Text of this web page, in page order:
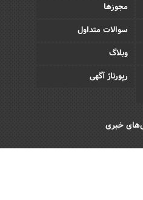
مجوزها
سوالات متداول
وبلاگ
رپورتاژ آگهی
خبری